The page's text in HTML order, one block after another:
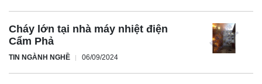
Cháy lớn tại nhà máy nhiệt điện
Cẩm Phả
TIN NGÀNH NGHỀ 06/09/2024